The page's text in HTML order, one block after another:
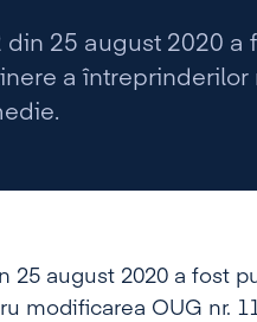
din 25 august 2020
a
25 august 2020 a fost
modificarea OUG nr.